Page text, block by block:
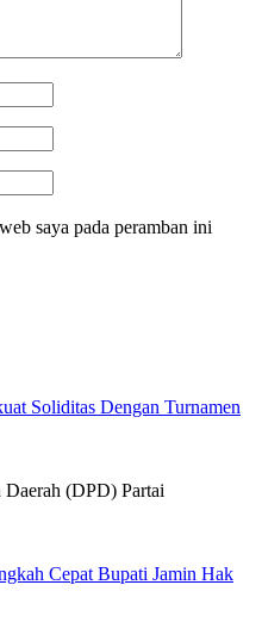
saya pada peramban ini
Soliditas Dengan Turnamen
(DPD) Partai
Cepat Bupati Jamin Hak